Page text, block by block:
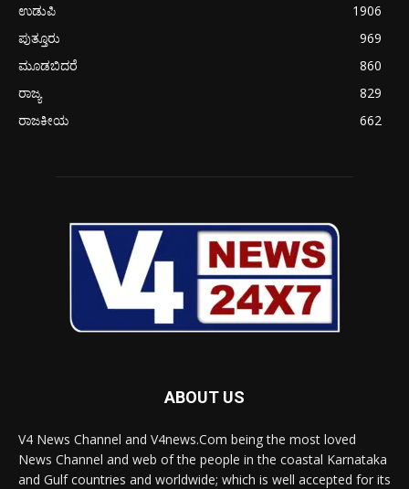
ಉಡುಪಿ
1906
ಪುತ್ತೂರು
969
ಮೂಡಬಿದರೆ
860
ರಾಜ್ಯ
829
ರಾಜಕೀಯ
662
ABOUT US
V4 News Channel and V4news.Com being the most loved
News Channel and web of the people in the coastal Karnataka
and Gulf countries and worldwide; which is well accepted for its